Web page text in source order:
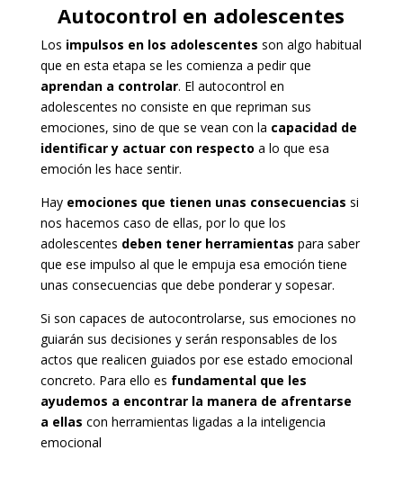
Autocontrol en adolescentes
Los impulsos en los adolescentes son algo habitual
que en esta etapa se les comienza a pedir que
aprendan a controlar. El autocontrol en
adolescentes no consiste en que repriman sus
emociones, sino de que se vean con la capacidad de
identificar y actuar con respecto a lo que esa
emoción les hace sentir.
Hay emociones que tienen unas consecuencias si
nos hacemos caso de ellas, por lo que los
adolescentes deben tener herramientas para saber
que ese impulso al que le empuja esa emoción tiene
unas consecuencias que debe ponderar y sopesar.
Si son capaces de autocontrolarse, sus emociones no
guiarán sus decisiones y serán responsables de los
actos que realicen guiados por ese estado emocional
concreto. Para ello es fundamental que les
ayudemos a encontrar la manera de afrentarse
a ellas con herramientas ligadas a la inteligencia
emocional